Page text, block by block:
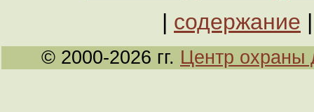
| содержание
© 2000-2026 гг. Центр охраны